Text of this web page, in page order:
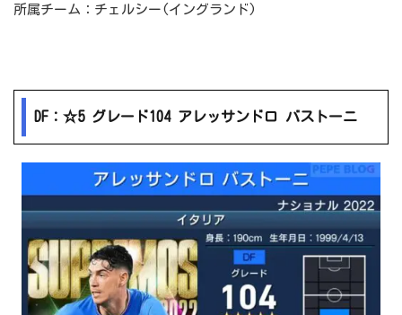
所属チーム：チェルシー(イングランド)
DF：☆5 グレード104 アレッサンドロ バストーニ